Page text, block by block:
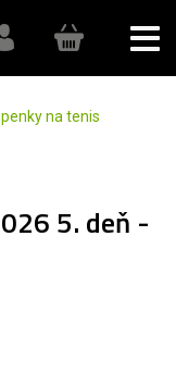
na tenis
5. deň -